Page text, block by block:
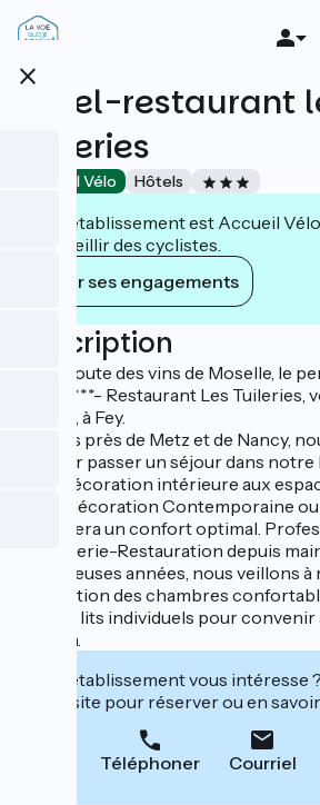
Aller
au
principal
close
Hôtel-restaurant
Tuileries
Accueil Vélo Hôtels
Cet établissement est Accueil
accueillir des cyclistes.
Voir ses engagements
Description
Sur la route des vins de Moselle, le
l'Hôtel***- Restaurant Les Tuileries,
l'année, à Fey.
A la fois près de Metz et de Nancy,
de venir passer un séjour dans
De la décoration intérieure aux
notre décoration Contemporaine
apportera un confort optimal.
l'Hôtellerie-Restauration depuis
nombreuses années, nous veillons
disposition des chambres
Size ou lits individuels pour convenir
chacun.
Cet établissement vous intéresse
leur site pour réserver ou en
Téléphoner Courriel